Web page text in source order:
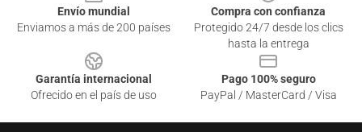
Envío mundial
Enviamos a más de 200 países
Compra con confianza
Protegido 24/7 desde los clics
hasta la entrega
Garantía internacional
Ofrecido en el país de uso
Pago 100% seguro
PayPal / MasterCard / Visa